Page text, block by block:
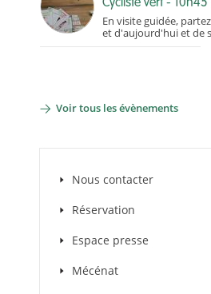
Cycliste vert - 10h45
En visite guidée,
et d'aujourd'hui et de
Voir tous les évènements
Nous contacter
Réservation
Espace presse
Mécénat